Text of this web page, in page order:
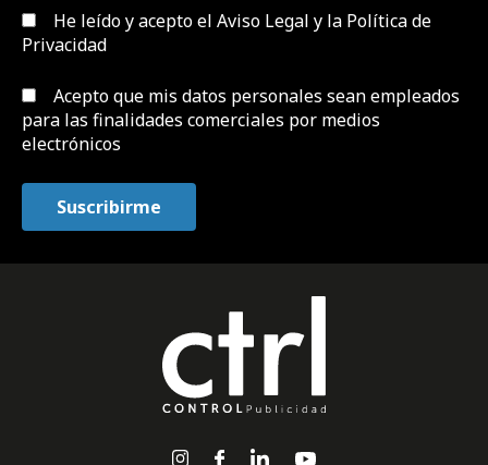
He leído y acepto el Aviso Legal y la Política de
Privacidad
Acepto que mis datos personales sean empleados
para las finalidades comerciales por medios
electrónicos